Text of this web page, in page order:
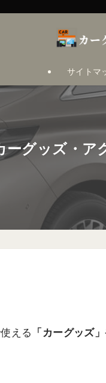
サイトマ
グッズ・ア
える 「カーグッズ」